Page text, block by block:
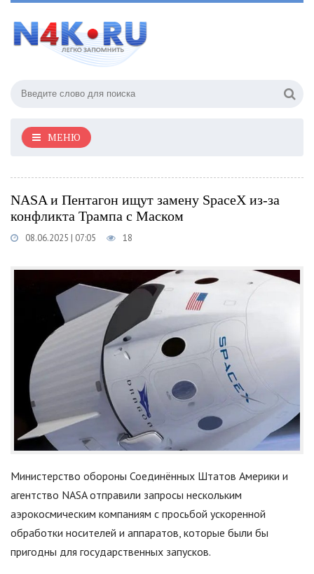
МЕНЮ
NASA и Пентагон ищут замену SpaceX из-за
конфликта Трампа с Маском
08.06.2025 | 07:05 18
Министерство обороны Соединённых Штатов Америки и
агентство NASA отправили запросы нескольким
аэрокосмическим компаниям с просьбой ускоренной
обработки носителей и аппаратов, которые были бы
пригодны для государственных запусков.